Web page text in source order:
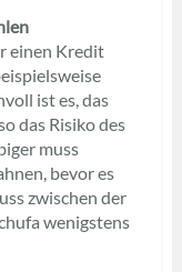
einen Kredit
ist es, das
das Risiko des
muss
bevor es
zwischen der
wenigstens